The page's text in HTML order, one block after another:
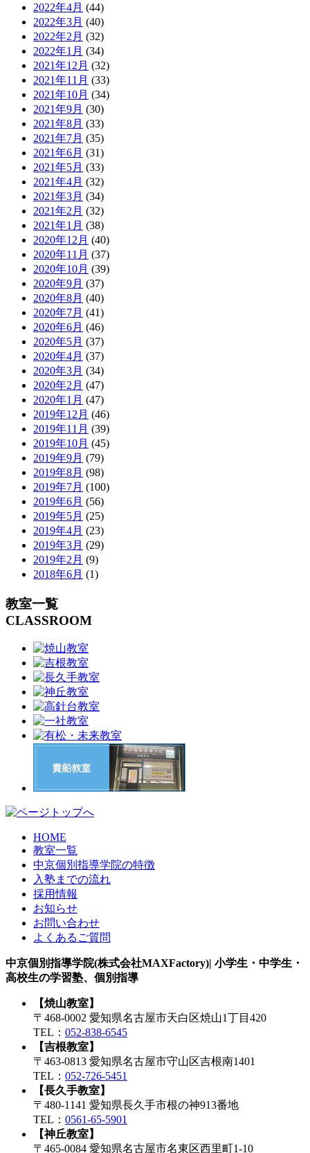
2022年4月 (44)
2022年3月 (40)
2022年2月 (32)
2022年1月 (34)
2021年12月 (32)
2021年11月 (33)
2021年10月 (34)
2021年9月 (30)
2021年8月 (33)
2021年7月 (35)
2021年6月 (31)
2021年5月 (33)
2021年4月 (32)
2021年3月 (34)
2021年2月 (32)
2021年1月 (38)
2020年12月 (40)
2020年11月 (37)
2020年10月 (39)
2020年9月 (37)
2020年8月 (40)
2020年7月 (41)
2020年6月 (46)
2020年5月 (37)
2020年4月 (37)
2020年3月 (34)
2020年2月 (47)
2020年1月 (47)
2019年12月 (46)
2019年11月 (39)
2019年10月 (45)
2019年9月 (79)
2019年8月 (98)
2019年7月 (100)
2019年6月 (56)
2019年5月 (25)
2019年4月 (23)
2019年3月 (29)
2019年2月 (9)
2018年6月 (1)
教室一覧
CLASSROOM
HOME
教室一覧
中京個別指導学院の特徴
入塾までの流れ
採用情報
お知らせ
お問い合わせ
よくあるご質問
中京個別指導学院(株式会社MAXFactory)| 小学生・中学生・
高校生の学習塾、個別指導
【焼山教室】
〒468-0002 愛知県名古屋市天白区焼山1丁目420
TEL： 052-838-6545
【吉根教室】
〒463-0813 愛知県名古屋市守山区吉根南1401
TEL： 052-726-5451
【長久手教室】
〒480-1141 愛知県長久手市根の神913番地
TEL： 0561-65-5901
【神丘教室】
〒465-0084 愛知県名古屋市名東区西里町1-10